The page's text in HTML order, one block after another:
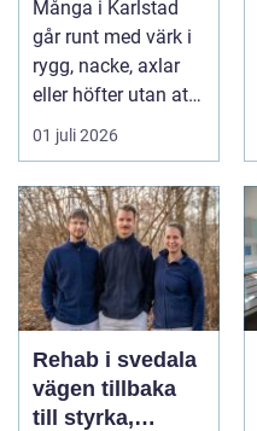
kroppen
Många i Karlstad
går runt med värk i
rygg, nacke, axlar
eller höfter utan att
söka hjälp. Andra
har ...
01 juli 2026
Rehab i svedala
vägen tillbaka
till styrka,